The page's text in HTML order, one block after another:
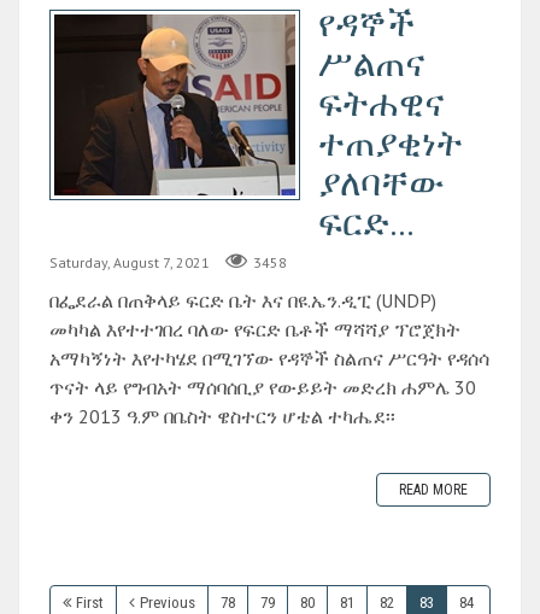
የዳኞች
ሥልጠና
ፍትሐዊና
ተጠያቂነት
ያለባቸው
ፍርድ...
Saturday, August 7, 2021 3458
በፌደራል በጠቅላይ ፍርድ ቤት እና በዩ.ኤን.ዲፒ (UNDP)
መካካል እየተተገበረ ባለው የፍርድ ቤቶች ማሻሻያ ፕሮጀክት
አማካኝነት እየተካሄደ በሚገኘው የዳኞች ስልጠና ሥርዓት የዳሰሳ
ጥናት ላይ የግብአት ማሰባሰቢያ የውይይት መድረክ ሐምሌ 30
ቀን 2013 ዓ.ም በቤስት ዌስተርን ሆቴል ተካሔደ፡፡
READ MORE
First Previous 78 79 80 81 82 83
84